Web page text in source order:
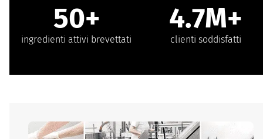
50+
ingredienti attivi brevettati
4.7M+
clienti soddisfatti